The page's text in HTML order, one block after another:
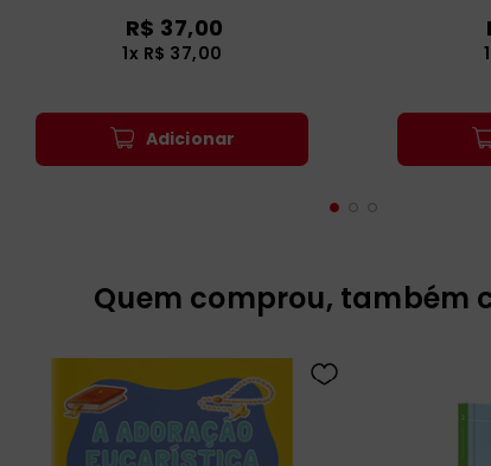
R$ 37,00
1x R$ 37,00
Adicionar
1
Quem comprou, também